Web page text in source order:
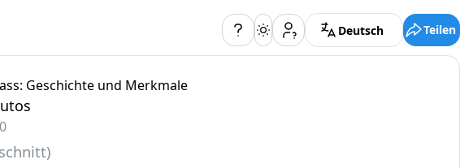
Deutsch Teilen
Geschichte und Merkmale
)